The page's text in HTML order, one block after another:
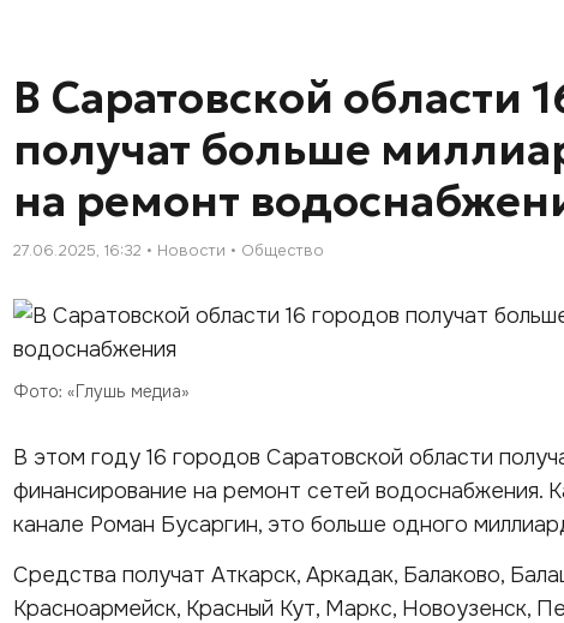
В Саратовской области
получат больше
на ремонт
27.06.2025, 16:32 Новости Общество
Фото: «Глушь медиа»
В этом году 16 городов Саратовской области
финансирование на ремонт сетей водоснабжения.
канале Роман Бусаргин, это больше одного
Средства получат Аткарск, Аркадак, Балаково,
Красноармейск, Красный Кут, Маркс, Новоузенск,